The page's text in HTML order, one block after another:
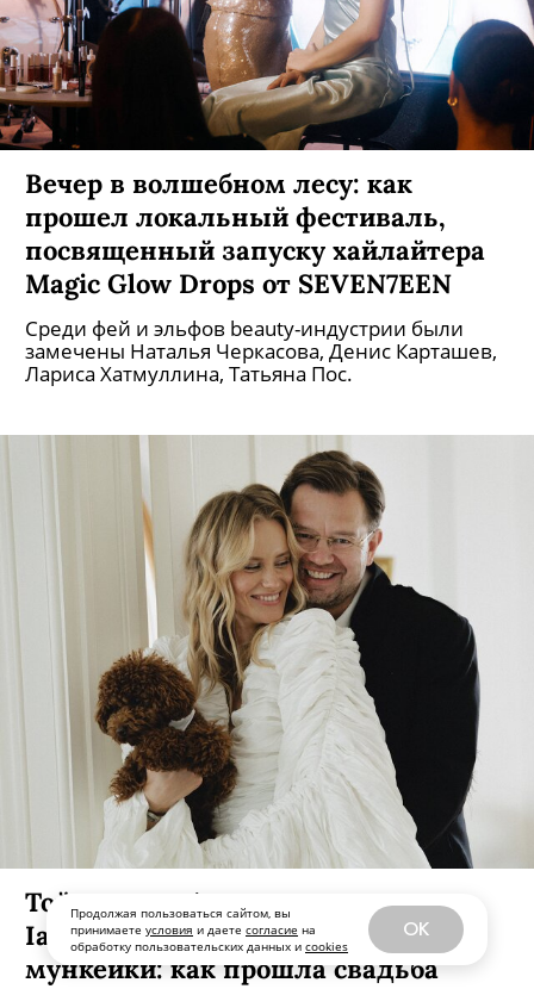
Продолжая пользоваться сайтом, вы
принимаете условия и даете согласие на
обработку пользовательских данных и cookies
OK
В московском кинотеатре «Октябрь» показали
первую серию масштабного возвращения
оскароносной истории.
Вечер в волшебном лесу: как
прошел локальный фестиваль,
посвященный запуску хайлайтера
Magic Glow Drops от SEVEN7EEN
Среди фей и эльфов beauty-индустрии были
замечены Наталья Черкасова, Денис Карташев,
Лариса Хатмуллина, Татьяна Пос.